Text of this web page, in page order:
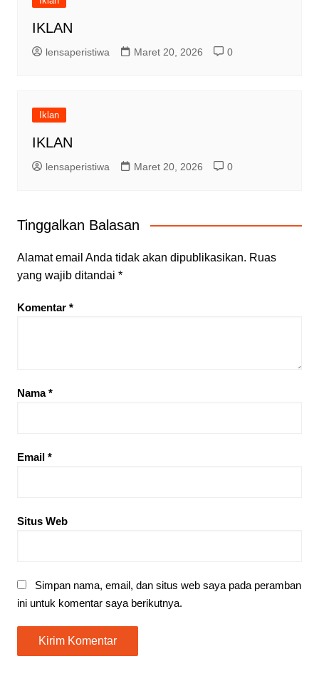
IKLAN
lensaperistiwa Maret 20, 2026 0
Iklan
IKLAN
lensaperistiwa Maret 20, 2026 0
Tinggalkan Balasan
Alamat email Anda tidak akan dipublikasikan. Ruas
yang wajib ditandai *
Komentar *
Nama*
Email *
Situs Web
Simpan nama, email, dan situs web saya pada peramban
ini untuk komentar saya berikutnya.